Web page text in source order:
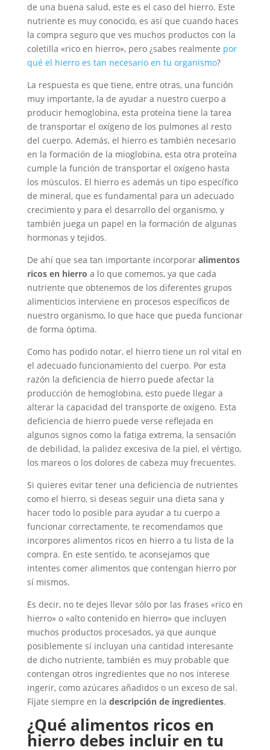
de una buena salud, este es el caso del hierro. Este
nutriente es muy conocido, es así que cuando haces
la compra seguro que ves muchos productos con la
coletilla «rico en hierro», pero ¿sabes realmente por
qué el hierro es tan necesario en tu organismo?
La respuesta es que tiene, entre otras, una función
muy importante, la de ayudar a nuestro cuerpo a
producir hemoglobina, esta proteína tiene la tarea
de transportar el oxígeno de los pulmones al resto
del cuerpo. Además, el hierro es también necesario
en la formación de la mioglobina, esta otra proteína
cumple la función de transportar el oxígeno hasta
los músculos. El hierro es además un tipo específico
de mineral, que es fundamental para un adecuado
crecimiento y para el desarrollo del organismo, y
también juega un papel en la formación de algunas
hormonas y tejidos.
De ahí que sea tan importante incorporar alimentos
ricos en hierro a lo que comemos, ya que cada
nutriente que obtenemos de los diferentes grupos
alimenticios interviene en procesos específicos de
nuestro organismo, lo que hace que pueda funcionar
de forma óptima.
Como has podido notar, el hierro tiene un rol vital en
el adecuado funcionamiento del cuerpo. Por esta
razón la deficiencia de hierro puede afectar la
producción de hemoglobina, esto puede llegar a
alterar la capacidad del transporte de oxígeno. Esta
deficiencia de hierro puede verse reflejada en
algunos signos como la fatiga extrema, la sensación
de debilidad, la palidez excesiva de la piel, el vértigo,
los mareos o los dolores de cabeza muy frecuentes.
Si quieres evitar tener una deficiencia de nutrientes
como el hierro, si deseas seguir una dieta sana y
hacer todo lo posible para ayudar a tu cuerpo a
funcionar correctamente, te recomendamos que
incorpores alimentos ricos en hierro a tu lista de la
compra. En este sentido, te aconsejamos que
intentes comer alimentos que contengan hierro por
sí mismos.
Es decir, no te dejes llevar sólo por las frases «rico en
hierro» o «alto contenido en hierro» que incluyen
muchos productos procesados, ya que aunque
posiblemente sí incluyan una cantidad interesante
de dicho nutriente, también es muy probable que
contengan otros ingredientes que no nos interese
ingerir, como azúcares añadidos o un exceso de sal.
Fíjate siempre en la descripción de ingredientes.
¿Qué alimentos ricos en
hierro debes incluir en tu